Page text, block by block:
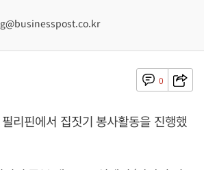
0
리핀에서 집짓기 봉사활동을 진행했